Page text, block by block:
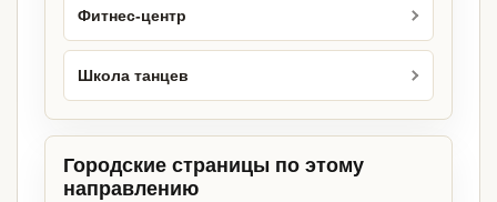
Фитнес-центр
Школа танцев
Городские страницы по этому
направлению